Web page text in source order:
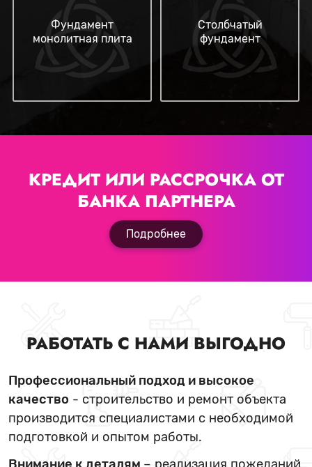
Фундамент
монолитная плита
Столбчатый
фундамент
КРЕДИТ ИЛИ РАССРОЧКА ОТ
БАНКА ПАРТНЕРА
Подробнее
РАБОТАТЬ С НАМИ ВЫГОДНО
Профессиональный подход и высокое
качество - строительство и ремонт объекта
производится специалистами с необходимой
подготовкой и опытом работы.